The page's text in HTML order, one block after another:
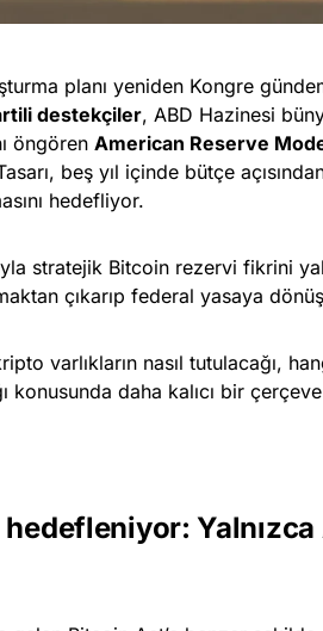
planı yeniden Kongre
destekçiler, ABD Hazinesi
öngören American Reserve
beş yıl içinde bütçe
hedefliyor.
stratejik Bitcoin rezervi fikrini
çıkarıp federal yasaya
varlıkların nasıl tutulacağı,
konusunda daha kalıcı bir
Yalnızca